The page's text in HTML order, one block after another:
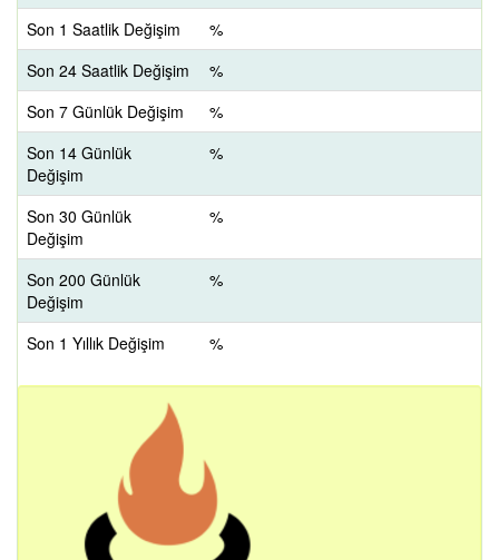
Son 1 Saatlik Değişim
%
Son 24 Saatlik Değişim
%
Son 7 Günlük Değişim
%
Son 14 Günlük
Değişim
%
Son 30 Günlük
Değişim
%
Son 200 Günlük
Değişim
%
Son 1 Yıllık Değişim %